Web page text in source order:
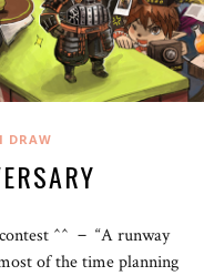
I DRAW
^^ － “A runway
of the time planning